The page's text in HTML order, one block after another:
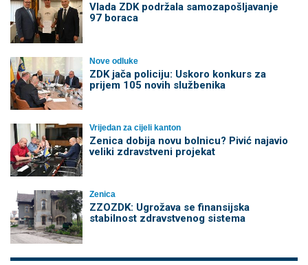
Vlada ZDK podržala samozapošljavanje
97 boraca
Nove odluke
ZDK jača policiju: Uskoro konkurs za
prijem 105 novih službenika
Vrijedan za cijeli kanton
Zenica dobija novu bolnicu? Pivić najavio
veliki zdravstveni projekat
Zenica
ZZOZDK: Ugrožava se finansijska
stabilnost zdravstvenog sistema